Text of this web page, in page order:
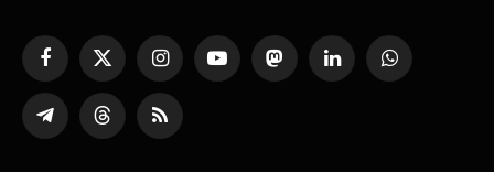
Facebook
X
(Twitter)
InstagramYouTubeMastodonLinkedInWhatsApp
Partager
sur
ThreadsRSS